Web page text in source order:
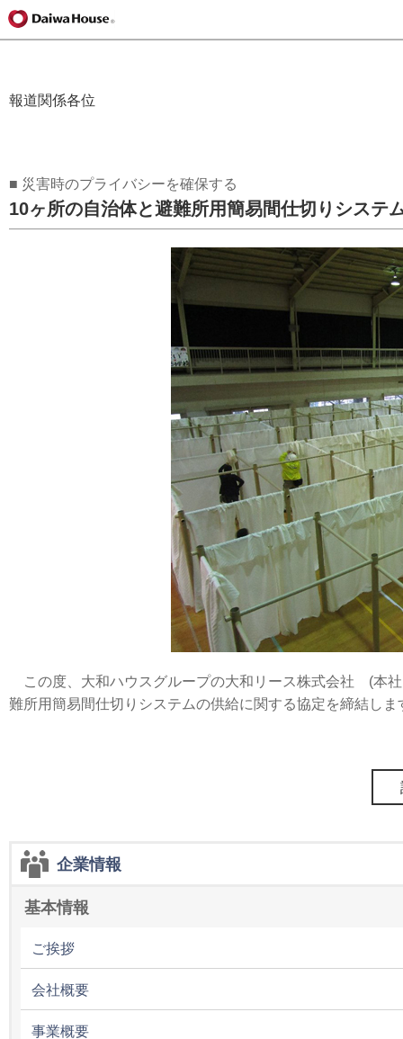
報道関係各位
■ 災害時のプライバシーを確保する
10ヶ所の自治体と避難所用簡易間仕切りシステ
この度、大和ハウスグループの大和リース株式会社 (本
難所用簡易間仕切りシステムの供給に関する協定を締結しま
企業情報
基本情報
ご挨拶
会社概要
事業概要